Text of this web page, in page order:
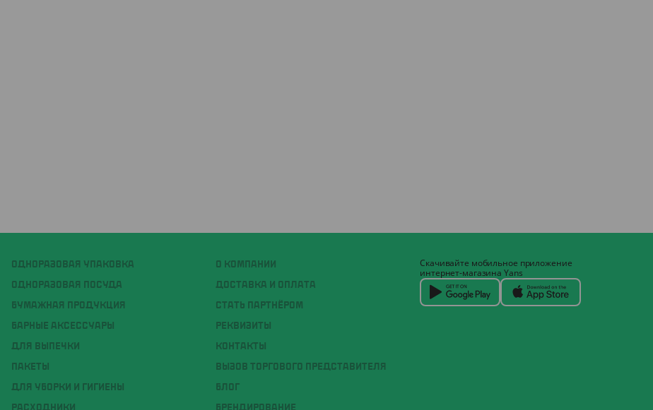
ОДНОРАЗОВАЯ УПАКОВКА
ОДНОРАЗОВАЯ ПОСУДА
БУМАЖНАЯ ПРОДУКЦИЯ
БАРНЫЕ АКСЕССУАРЫ
ДЛЯ ВЫПЕЧКИ
ПАКЕТЫ
ДЛЯ УБОРКИ И ГИГИЕНЫ
РАСХОДНИКИ
О КОМПАНИИ
ДОСТАВКА И ОПЛАТА
СТАТЬ ПАРТНЁРОМ
РЕКВИЗИТЫ
КОНТАКТЫ
ВЫЗОВ ТОРГОВОГО ПРЕДСТАВИТЕЛЯ
БЛОГ
БРЕНДИРОВАНИЕ
Скачивайте мобильное приложение
интернет-магазина Yans